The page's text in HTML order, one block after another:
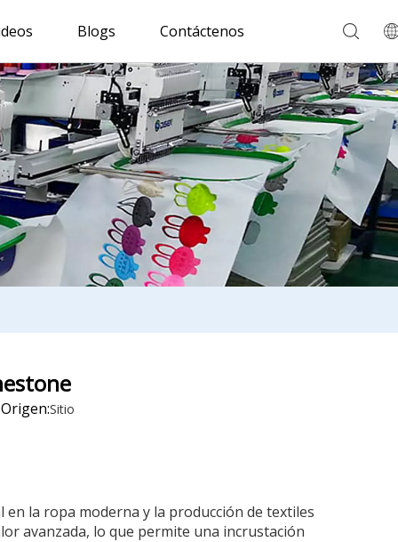
Blogs Contáctenos
Sitio
la ropa moderna y la producción de textiles
avanzada, lo que permite una incrustación